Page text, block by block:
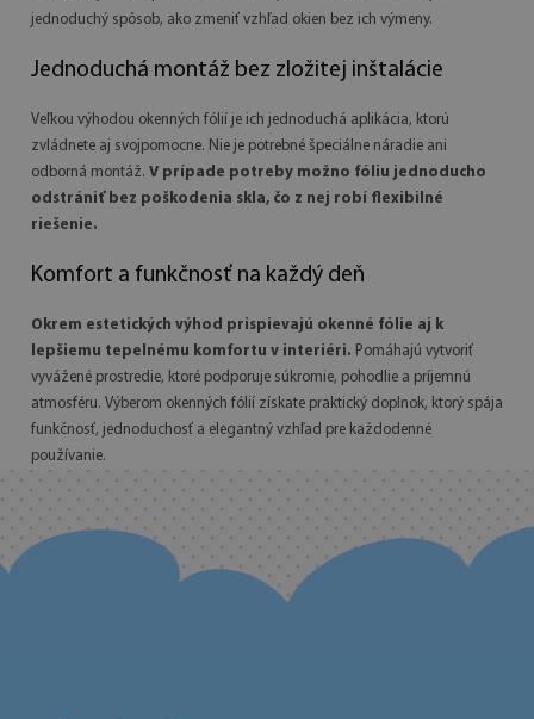
jednoduchý spôsob, ako zmeniť vzhľad okien bez ich výmeny.
Jednoduchá montáž bez zložitej inštalácie
Veľkou výhodou okenných fólií je ich jednoduchá aplikácia, ktorú
zvládnete aj svojpomocne. Nie je potrebné špeciálne náradie ani
odborná montáž. V prípade potreby možno fóliu jednoducho
odstrániť bez poškodenia skla, čo z nej robí flexibilné
riešenie.
Komfort a funkčnosť na každý deň
Okrem estetických výhod prispievajú okenné fólie aj k
lepšiemu tepelnému komfortu v interiéri. Pomáhajú vytvoriť
vyvážené prostredie, ktoré podporuje súkromie, pohodlie a príjemnú
atmosféru. Výberom okenných fólií získate praktický doplnok, ktorý spája
funkčnosť, jednoduchosť a elegantný vzhľad pre každodenné
používanie.